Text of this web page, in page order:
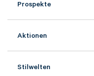
Prospekte
Aktionen
Stilwelten